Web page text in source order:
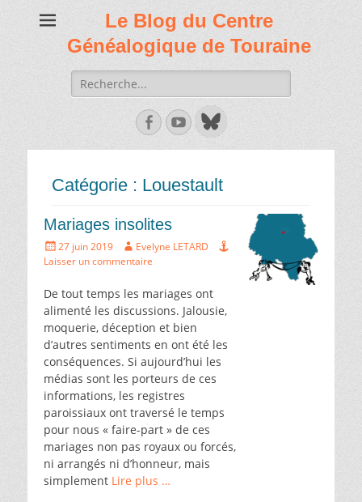
Le Blog du Centre
Généalogique de Touraine
Recherche
de:
Facebook
Youtube
Catégorie : Louestault
Mariages insolites
Écrit
le
27 juin 2019 AuteurEvelyne LETARD
Laisser un commentaire
De tout temps les mariages ont
alimenté les discussions. Jalousie,
moquerie, déception et bien
d’autres sentiments en ont été les
conséquences. Si aujourd’hui les
médias sont les porteurs de ces
informations, les registres
paroissiaux ont traversé le temps
pour nous « faire-part » de ces
mariages non pas royaux ou forcés,
ni arrangés ni d’honneur, mais
simplement Lire plus …